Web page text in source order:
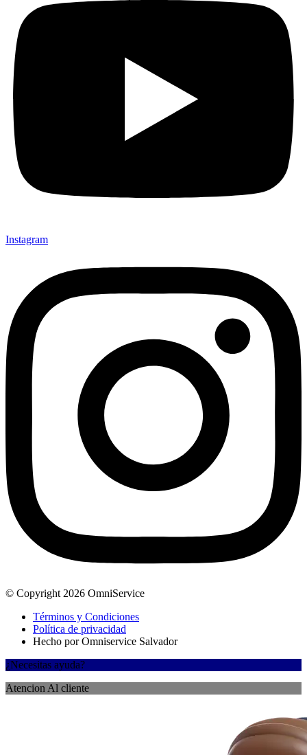
Instagram
© Copyright 2026 OmniService
Términos y Condiciones
Política de privacidad
Hecho por Omniservice Salvador
¿Necesitas ayuda?
Atencion Al cliente